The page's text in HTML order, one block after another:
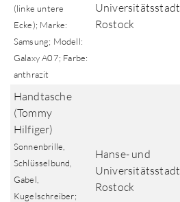
(linke untere
Ecke); Marke:
Samsung; Modell:
Galaxy A07; Farbe:
anthrazit
Universitätsstadt
Rostock
Handtasche
(Tommy
Hilfiger)
Sonnenbrille,
Schlüsselbund,
Gabel,
Kugelschreiber;
Hanse- und
Universitätsstadt
Rostock